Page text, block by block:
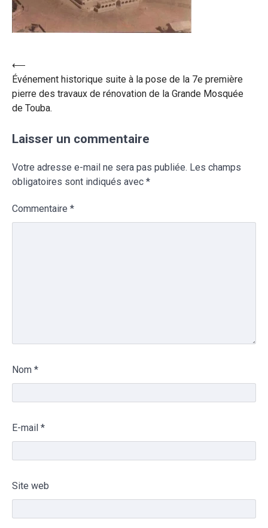
⟵
Événement historique suite à la pose de la 7e première
pierre des travaux de rénovation de la Grande Mosquée
de Touba.
Laisser un commentaire
Votre adresse e-mail ne sera pas publiée. Les champs
obligatoires sont indiqués avec *
Commentaire *
Nom *
E-mail *
Site web